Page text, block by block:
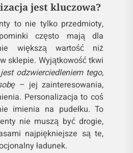
jest kluczowa?
to nie tylko przedmioty,
często mają dla
większą wartość niż
sklepie. Wyjątkowość tkwi
odzwierciedleniem tego,
– jej zainteresowania,
Personalizacja to coś
imienia na pudełku. To
nie muszą być drogie,
najpiękniejsze są te,
ładunek.